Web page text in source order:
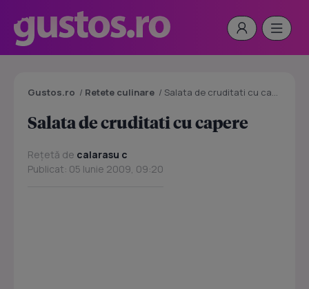
Gustos.ro / Retete culinare / Salata de cruditati cu capere
Salata de cruditati cu capere
Rețetă de calarasu c
Publicat: 05 Iunie 2009, 09:20